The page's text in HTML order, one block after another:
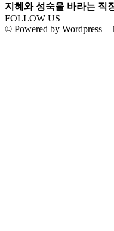
지혜와 성숙을 바라는 직
FOLLOW US
© Powered by Wordpress +